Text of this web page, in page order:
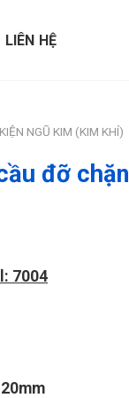
LIÊN HỆ
NGŨ KIM (KIM KHÍ)
đỡ chặn
7004
20mm